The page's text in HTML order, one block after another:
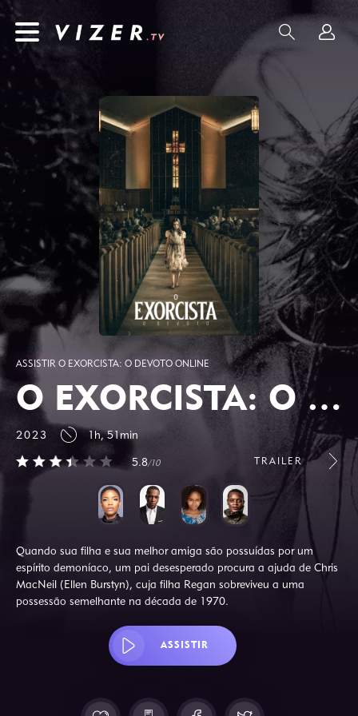
ASSISTIR O EXORCISTA: O DEVOTO ONLINE
O EXORCISTA: O DEVOTO
2023 1h, 51min
5.8/10 TRAILER
Quando sua filha e sua melhor amiga são possuídas por um
espírito demoníaco, um pai desesperado procura a ajuda de Chris
MacNeil (Ellen Burstyn), cuja filha Regan sobreviveu a uma
possessão semelhante na década de 1970.
ASSISTIR